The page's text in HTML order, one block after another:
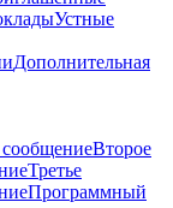
Устные
Дополнительная
Второе
Третье
Программный